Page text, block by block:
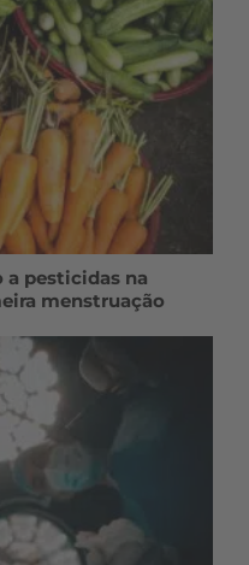
a pesticidas na
menstruação